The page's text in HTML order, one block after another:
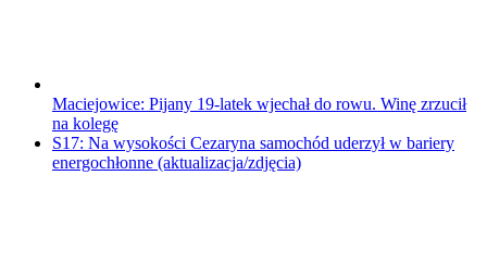
Maciejowice: Pijany 19-latek wjechał do rowu. Winę zrzucił
na kolegę
S17: Na wysokości Cezaryna samochód uderzył w bariery
energochłonne (aktualizacja/zdjęcia)